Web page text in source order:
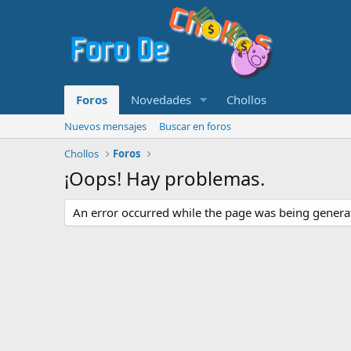
Foros Novedades Chollos
Nuevos mensajes
Buscar en foros
Chollos
Foros
¡Oops! Hay problemas.
An error occurred while the page was being